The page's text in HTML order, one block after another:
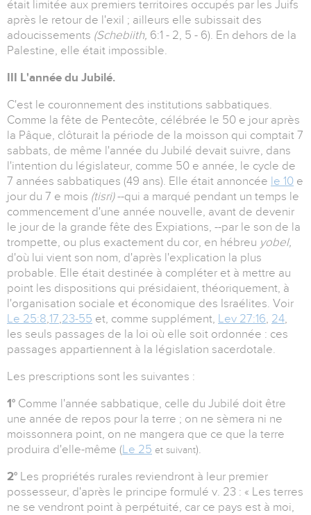
était limitée aux premiers territoires occupés par les Juifs
après le retour de l'exil ; ailleurs elle subissait des
adoucissements (Schebiith, 6:1 - 2, 5 - 6). En dehors de la
Palestine, elle était impossible.
III L'année du Jubilé.
C'est le couronnement des institutions sabbatiques.
Comme la fête de Pentecôte, célébrée le 50 e jour après
la Pâque, clôturait la période de la moisson qui comptait 7
sabbats, de même l'année du Jubilé devait suivre, dans
l'intention du législateur, comme 50 e année, le cycle de
7 années sabbatiques (49 ans). Elle était annoncée le 10 e
jour du 7 e mois (tisri)--qui a marqué pendant un temps le
commencement d'une année nouvelle, avant de devenir
le jour de la grande fête des Expiations, --par le son de la
trompette, ou plus exactement du cor, en hébreu yobel,
d'où lui vient son nom, d'après l'explication la plus
probable. Elle était destinée à compléter et à mettre au
point les dispositions qui présidaient, théoriquement, à
l'organisation sociale et économique des Israélites. Voir
Le 25:8,17,23-55 et, comme supplément, Lev 27:16, 24,
les seuls passages de la loi où elle soit ordonnée : ces
passages appartiennent à la législation sacerdotale.
Les prescriptions sont les suivantes :
1° Comme l'année sabbatique, celle du Jubilé doit être
une année de repos pour la terre ; on ne sèmera ni ne
moissonnera point, on ne mangera que ce que la terre
produira d'elle-même (Le 25 et suivant).
2° Les propriétés rurales reviendront à leur premier
possesseur, d'après le principe formulé v. 23 : « Les terres
ne se vendront point à perpétuité, car ce pays est à moi,